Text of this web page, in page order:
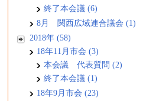
終了本会議 (6)
8月 関西広域連合議会 (1)
2018年 (58)
18年11月市会 (3)
本会議 代表質問 (2)
終了本会議 (1)
18年9月市会 (23)